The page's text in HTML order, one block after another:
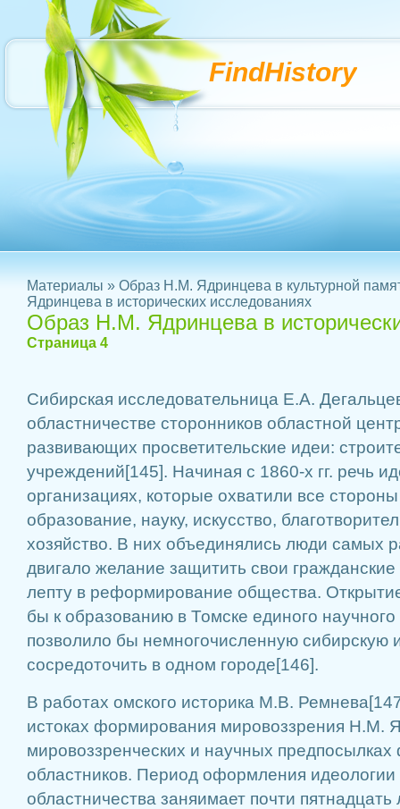
FindHistory
Материалы » Образ Н.М. Ядринцева в культурной
Ядринцева в исторических исследованиях
Образ Н.М. Ядринцева в
Страница 4
Сибирская исследовательница Е.А.
областничестве сторонников областной
развивающих просветительские идеи:
учреждений[145]. Начиная с 1860-х гг. речь
организациях, которые охватили все
образование, науку, искусство,
хозяйство. В них объединялись люди самых
двигало желание защитить свои
лепту в реформирование общества.
бы к образованию в Томске единого научного
позволило бы немногочисленную сибирскую
сосредоточить в одном городе[146].
В работах омского историка М.В.
истоках формирования мировоззрения Н.М.
мировоззренческих и научных
областников. Период оформления идеологии
областничества заняимает почти